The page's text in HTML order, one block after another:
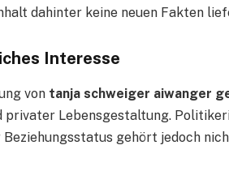
dahinter keine neuen Fakten
Interesse
von tanja schweiger aiwanger
privater Lebensgestaltung.
gehört jedoch